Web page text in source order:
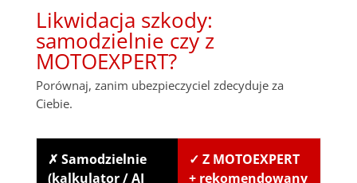
Likwidacja szkody:
samodzielnie czy z
MOTOEXPERT?
Porównaj, zanim ubezpieczyciel zdecyduje za
Ciebie.
✗ Samodzielnie
(kalkulator / AI
✓ Z MOTOEXPERT
+ rekomendowany